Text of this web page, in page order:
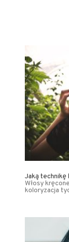
Jaką technikę
Włosy
koloryzacja